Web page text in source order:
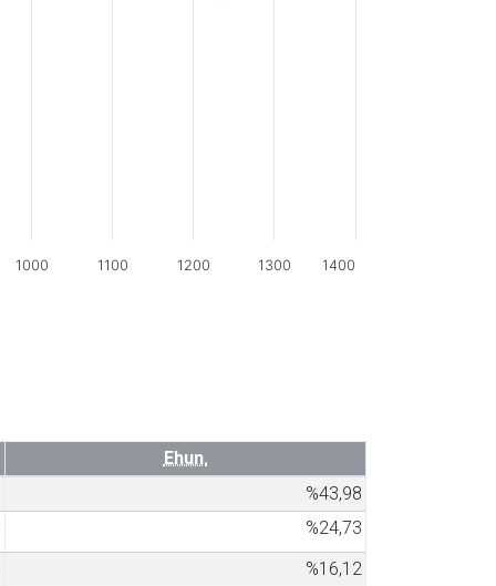
1000 1100 1200 1300 1400
Ehun.
%43,98
%24,73
%16,12